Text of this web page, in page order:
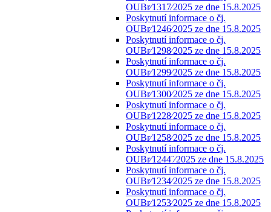
OUBr⁄1317⁄2025 ze dne 15.8.2025
Poskytnutí informace o čj.
OUBr⁄1246⁄2025 ze dne 15.8.2025
Poskytnutí informace o čj.
OUBr⁄1298⁄2025 ze dne 15.8.2025
Poskytnutí informace o čj.
OUBr⁄1299⁄2025 ze dne 15.8.2025
Poskytnutí informace o čj.
OUBr⁄1300⁄2025 ze dne 15.8.2025
Poskytnutí informace o čj.
OUBr⁄1228⁄2025 ze dne 15.8.2025
Poskytnutí informace o čj.
OUBr⁄1258⁄2025 ze dne 15.8.2025
Poskytnutí informace o čj.
OUBr⁄1244¨⁄2025 ze dne 15.8.2025
Poskytnutí informace o čj.
OUBr⁄1234⁄2025 ze dne 15.8.2025
Poskytnutí informace o čj.
OUBr⁄1253⁄2025 ze dne 15.8.2025